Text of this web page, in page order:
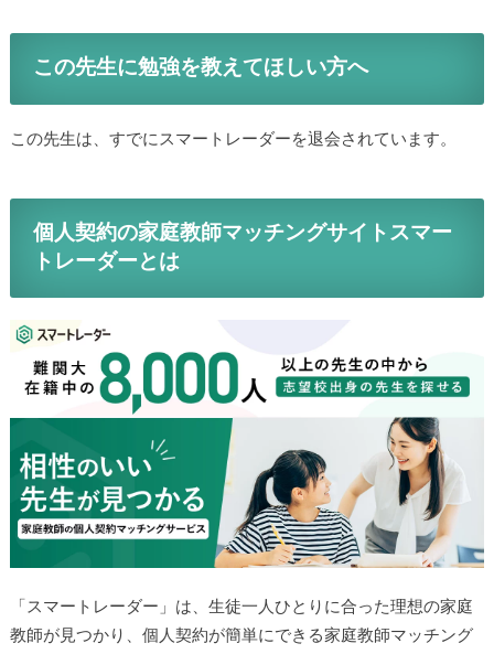
この先生に勉強を教えてほしい方へ
この先生は、すでにスマートレーダーを退会されています。
個人契約の家庭教師マッチングサイトスマー
トレーダーとは
「スマートレーダー」は、生徒一人ひとりに合った理想の家庭
教師が見つかり、個人契約が簡単にできる家庭教師マッチング